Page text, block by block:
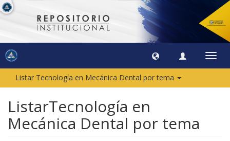
Listar Tecnología en Mecánica Dental por tema
ListarTecnología en
Mecánica Dental por tema